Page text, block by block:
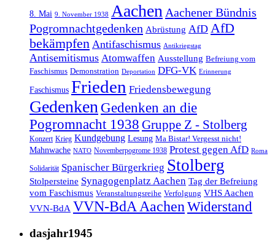
8. Mai 9. November 1938 Aachen Aachener Bündnis
Pogromnachtgedenken Abrüstung AfD AfD
bekämpfen Antifaschismus Antikriegstag
Antisemitismus Atomwaffen Ausstellung Befreiung vom
Faschismus Demonstration Deportation DFG-VK Erinnerung
Faschismus Frieden Friedensbewegung
Gedenken Gedenken an die
Pogromnacht 1938 Gruppe Z - Stolberg
Konzert Krieg Kundgebung Lesung Ma Bistar! Vergesst nicht!
Mahnwache NATO Novemberpogrome 1938 Protest gegen AfD Roma
Solidarität Spanischer Bürgerkrieg Stolberg
Stolpersteine Synagogenplatz Aachen Tag der Befreiung
vom Faschismus Veranstaltungsreihe Verfolgung VHS Aachen
VVN-BdA VVN-BdA AachenWiderstand
dasjahr1945